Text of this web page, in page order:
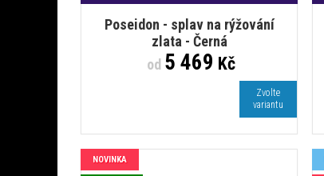
Poseidon - splav na rýžování
zlata - Černá
od5 469 Kč
Zvolte
variantu
NOVINKA